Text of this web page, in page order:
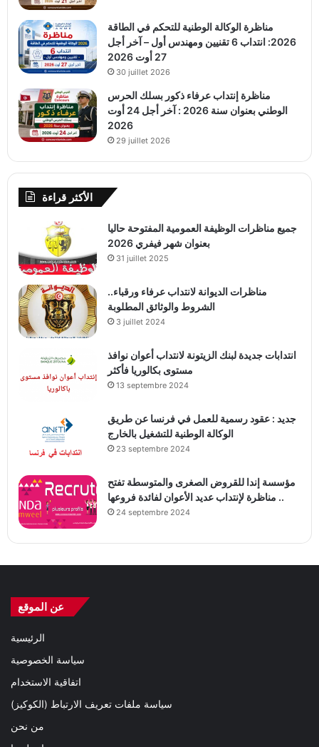
مناظرة الوكالة الوطنية للتحكم في الطاقة
2026: انتداب 6 تقنيين ومهندس أول – آخر أجل
27 أوت 2026
30 juillet 2026
مناظرة إنتداب عرفاء ذكور بسلك الحرس
الوطني بعنوان سنة 2026 : آخر أجل 24 أوت
2026
29 juillet 2026
الأكثر قراءة
جميع مناظرات الوظيفة العمومية المفتوحة حاليا
بعنوان شهر فيفري 2026
31 juillet 2025
مناظرات الديوانة لانتداب عرفاء ورقباء..
الشروط والوثائق المطلوبة
3 juillet 2024
انتدابات جديدة لبنك الزيتونة لانتداب أعوان نوافذ
مستوى بكالوريا فأكثر
13 septembre 2024
جديد : عقود رسمية للعمل في فرنسا عن طريق
الوكالة الوطنية للتشغيل بالخارج
23 septembre 2024
مؤسسة إندا للقروض الصغرى والمتوسطة تفتح
مناظرة لإنتداب عديد الأعوان لفائدة فروعها ..
24 septembre 2024
عن الموقع
الرئيسية
سياسة الخصوصية
اتفاقية الاستخدام
سياسة ملفات تعريف الارتباط (الكوكيز)
من نحن